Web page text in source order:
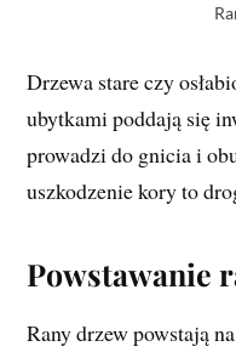
Drzewa stare czy
ubytkami poddają się
prowadzi do gnicia i
uszkodzenie kory to
Powstawanie
Rany drzew powstają